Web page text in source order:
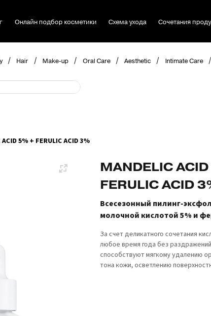
Онлайн подбор косметики Схема ухода Сочетания
/ Hair / Make-up / Oral Care / Aesthetic / Intimate Care /
5% + FERULIC ACID 3%
MANDELIC
FERULIC ACID
Всесезонный пилинг-
молочной кислотой 5% и
За счет деликатного сочетания
любое время года без
способствуют мягкому удалению
тона кожи, осветлению